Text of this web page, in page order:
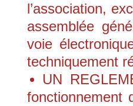
l’association,
assemblée
voie
techniquement
UN
fonctionnement